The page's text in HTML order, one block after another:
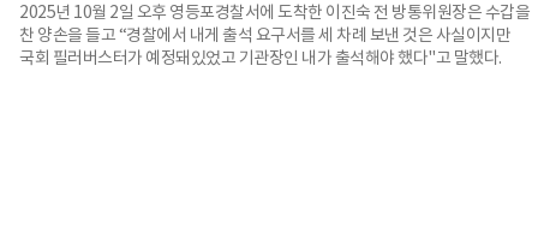
2025년 10월 2일 오후 영등포경찰서에 도착한 이진숙 전 방통위원장은 수갑을
찬 양손을 들고 “경찰에서 내게 출석 요구서를 세 차례 보낸 것은 사실이지만
국회 필러버스터가 예정돼있었고 기관장인 내가 출석해야 했다"고 말했다.